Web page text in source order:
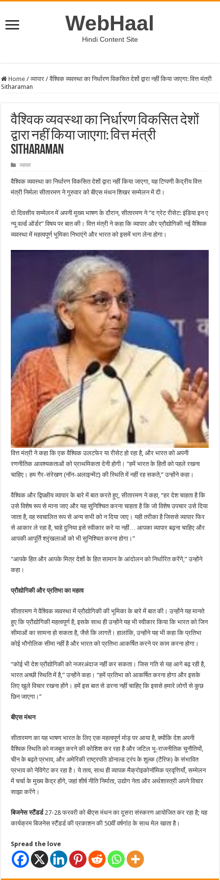
WebHaal
Hindi Content Site
Home / व्यापार / वैश्विक व्यवस्था का निर्धारण विकसित देशों द्वारा नहीं किया जाएगा: वित्त मंत्री
Sitharaman
वैश्विक व्यवस्था का निर्धारण विकसित देशों
द्वारा नहीं किया जाएगा: वित्त मंत्री
Sitharaman
व्यापार
वैश्विक व्यवस्था का निर्धारण विकसित देशों द्वारा नहीं किया जाएगा, यह टिप्पणी केंद्रीय वित्त
मंत्री निर्मला सीतारमण ने गुरुवार को बीएस मंथन शिखर सम्मेलन में दी।
दो दिवसीय सम्मेलन में अपनी मुख्य भाषण के दौरान, सीतारमण ने “द ग्रेट रीसेट: इंडिया इन ए
न्यू वर्ल्ड ऑर्डर” विषय पर बात की। वित्त मंत्री ने कहा कि व्यापार और प्रौद्योगिकी नई वैश्विक
व्यवस्था में महत्वपूर्ण भूमिका निभाएंगे और भारत को इसमें भाग लेना होगा।
वित्त मंत्री ने कहा कि एक वैश्विक उलटफेर या रीसेट हो रहा है, और भारत को अपनी
रणनीतिक आवश्यकताओं को प्राथमिकता देनी होगी। “हमें भारत के हितों को पहले रखना
चाहिए। हम गैर-संरेखण (नॉन-अलाइन्मेंट) की स्थिति में नहीं रह सकते,” उन्होंने कहा।
वैश्विक और द्विपक्षीय व्यापार के बारे में बात करते हुए, सीतारमण ने कहा, “हर देश चाहता है कि
उसे विशेष रूप से माना जाए और यह सुनिश्चित करना चाहता है कि जो विशेष उपचार उसे दिया
जाता है, वह स्वचालित रूप से अन्य सभी को न दिया जाए। यही तरीका है जिससे व्यापार फिर
से आकार ले रहा है, चाहे दुनिया इसे स्वीकार करे या नहीं… आपका व्यापार बढ़ना चाहिए और
आपकी आपूर्ति श्रृंखलाओं को भी सुनिश्चित करना होगा।”
“आपके हित और आपके मित्र देशों के हित सामान के आंदोलन को निर्धारित करेंगे,” उन्होंने
कहा।
प्रौद्योगिकी और प्रतिभा का महत्व
सीतारमण ने वैश्विक व्यवस्था में प्रौद्योगिकी की भूमिका के बारे में बात की। उन्होंने यह मानते
हुए कि प्रौद्योगिकी महत्वपूर्ण है, इसके साथ ही उन्होंने यह भी स्वीकार किया कि भारत को जिन
सीमाओं का सामना हो सकता है, जैसे कि लागतें। हालांकि, उन्होंने यह भी कहा कि प्रतिभा
कोई भौगोलिक सीमा नहीं है और भारत को प्रतिभा आकर्षित करने पर काम करना होगा।
“कोई भी देश प्रौद्योगिकी को नजरअंदाज नहीं कर सकता। जिस गति से यह आगे बढ़ रही है,
भारत अच्छी स्थिति में है,” उन्होंने कहा। “हमें प्रतिभा को आकर्षित करना होगा और इसके
लिए खुले विचार रखना होंगे। हमें इस बात से डरना नहीं चाहिए कि इससे हमारे लोगों से कुछ
छिन जाएगा।”
बीएस मंथन
सीतारमण का यह भाषण भारत के लिए एक महत्वपूर्ण मोड़ पर आया है, क्योंकि देश अपनी
वैश्विक स्थिति को मजबूत करने की कोशिश कर रहा है और जटिल भू-राजनीतिक चुनौतियों,
चीन के बढ़ते प्रभाव, और अमेरिकी राष्ट्रपति डोनाल्ड ट्रंप के शुल्क (टैरिफ) के संभावित
प्रभाव को नेविगेट कर रहा है। ये तत्व, साथ ही व्यापक मैक्रोइकोनॉमिक प्रवृत्तियाँ, सम्मेलन
में चर्चा के मुख्य केंद्र होंगे, जहां शीर्ष नीति निर्माता, उद्योग नेता और अर्थशास्त्री अपने विचार
साझा करेंगे।
बिजनेस स्टैंडर्ड27-28 फरवरी को बीएस मंथन का दूसरा संस्करण आयोजित कर रहा है; यह
कार्यक्रम बिजनेस स्टैंडर्ड की प्रकाशन की 50वीं वर्षगांठ के साथ मेल खाता है।
Spread the love